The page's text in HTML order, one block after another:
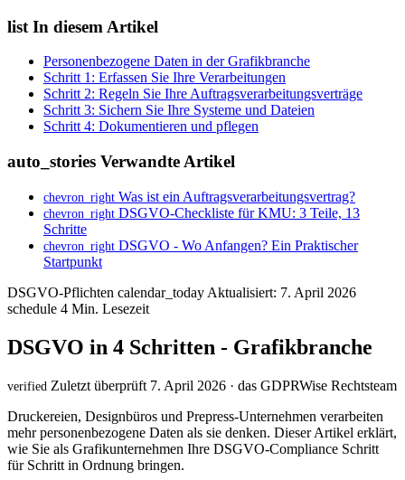
list In diesem Artikel
Personenbezogene Daten in der Grafikbranche
Schritt 1: Erfassen Sie Ihre Verarbeitungen
Schritt 2: Regeln Sie Ihre Auftragsverarbeitungsverträge
Schritt 3: Sichern Sie Ihre Systeme und Dateien
Schritt 4: Dokumentieren und pflegen
auto_stories Verwandte Artikel
chevron_right Was ist ein Auftragsverarbeitungsvertrag?
chevron_right DSGVO-Checkliste für KMU: 3 Teile, 13
Schritte
chevron_right DSGVO - Wo Anfangen? Ein Praktischer
Startpunkt
DSGVO-Pflichten calendar_today Aktualisiert: 7. April 2026
schedule 4 Min. Lesezeit
DSGVO in 4 Schritten - Grafikbranche
verified Zuletzt überprüft 7. April 2026 · das GDPRWise Rechtsteam
Druckereien, Designbüros und Prepress-Unternehmen verarbeiten
mehr personenbezogene Daten als sie denken. Dieser Artikel erklärt,
wie Sie als Grafikunternehmen Ihre DSGVO-Compliance Schritt
für Schritt in Ordnung bringen.